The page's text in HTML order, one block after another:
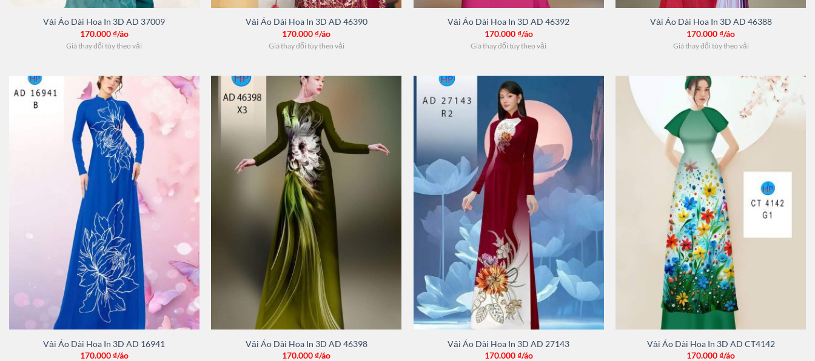
Vải Áo Dài Hoa In 3D AD 37009
170.000₫/áo
Giá thay đổi tùy theo vải
Vải Áo Dài Hoa In 3D AD 46390
170.000₫/áo
Giá thay đổi tùy theo vải
Vải Áo Dài Hoa In 3D AD 46392
170.000₫/áo
Giá thay đổi tùy theo vải
Vải Áo Dài Hoa In 3D AD 46388
170.000₫/áo
Giá thay đổi tùy theo vải
Vải Áo Dài Hoa In 3D AD 16941
170.000₫/áo
Vải Áo Dài Hoa In 3D AD 46398
170.000₫/áo
Vải Áo Dài Hoa In 3D AD 27143
170.000₫/áo
Vải Áo Dài Hoa In 3D AD CT4142
170.000₫/áo